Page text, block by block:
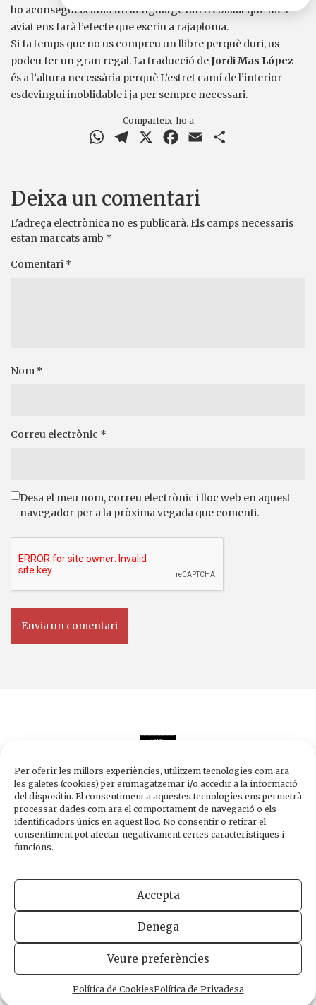
Per oferir les millors experiències, utilitzem tecnologies com ara
les galetes (cookies) per emmagatzemar i/o accedir a la informació
del dispositiu. El consentiment a aquestes tecnologies ens permetrà
processar dades com ara el comportament de navegació o els
identificadors únics en aquest lloc. No consentir o retirar el
consentiment pot afectar negativament certes característiques i
funcions.
Accepta
Denega
Veure preferències
Política de CookiesPolítica de Privadesa
ho aconsegueix amb un llenguatge tan treballat que més
aviat ens farà l’efecte que escriu a rajaploma.
Si fa temps que no us compreu un llibre perquè duri, us
podeu fer un gran regal. La traducció deJordi Mas López
és a l’altura necessària perquè L’estret camí de l’interior
esdevingui inoblidable i ja per sempre necessari.
Comparteix-ho a
WhatsAppTelegram Facebook
Email
Deixa un comentari
L'adreça electrònica no es publicarà. Els camps necessaris
estan marcats amb *
Comentari *
Nom *
Correu electrònic *
Desa el meu nom, correu electrònic i lloc web en aquest
navegador per a la pròxima vegada que comenti.
Edicions de 1984
Carrer Trafalgar, 10, 2n-2a A
Fax 934 854 375
1984@edicions1984.cat
INFORMACIÓ LEGAL POLÍTICA DE PRIVADESA POLÍTICA DE COOKIES
DISSENY WEB